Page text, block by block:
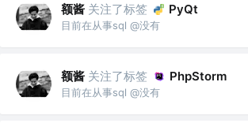
额酱 关注了标签 PyQt
目前在从事sql @没有
额酱 关注了标签 PhpStorm
目前在从事sql @没有